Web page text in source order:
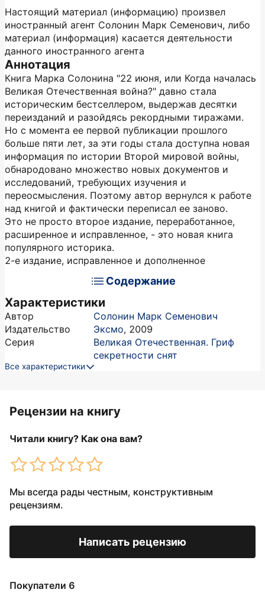
Настоящий материал (информацию) произвел
иностранный агент Солонин Марк Семенович, либо
материал (информация) касается деятельности
данного иностранного агента
Аннотация
Книга Марка Солонина "22 июня, или Когда началась
Великая Отечественная война?" давно стала
историческим бестселлером, выдержав десятки
переизданий и разойдясь рекордными тиражами.
Но с момента ее первой публикации прошлого
больше пяти лет, за эти годы стала доступна новая
информация по истории Второй мировой войны,
обнародовано множество новых документов и
исследований, требующих изучения и
переосмысления. Поэтому автор вернулся к работе
над книгой и фактически переписал ее заново.
Это не просто второе издание, переработанное,
расширенное и исправленное, - это новая книга
популярного историка.
2-е издание, исправленное и дополненное
Содержание
Характеристики
Автор
Солонин Марк Семенович
Издательство
Эксмо, 2009
Серия
Великая Отечественная. Гриф
секретности снят
Все характеристики
Рецензии на книгу
Читали книгу? Как она вам?
Мы всегда рады честным, конструктивным
рецензиям.
Написать рецензию
Покупатели 6